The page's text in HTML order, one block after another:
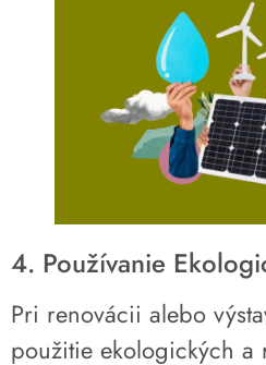
4. Používanie
Pri renovácii alebo
použitie ekologických a